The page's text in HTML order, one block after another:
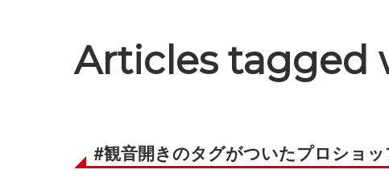
Articles tagged
#観音開きのタグがついたプロショ